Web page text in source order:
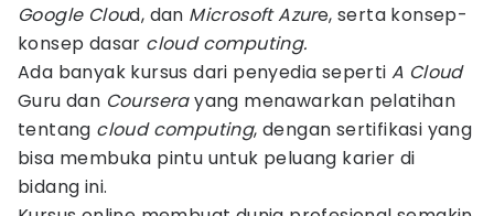
Google Cloud, dan Microsoft Azure, serta konsep-
konsep dasar cloud computing.
Ada banyak kursus dari penyedia seperti A Cloud
Guru dan Courserayang menawarkan pelatihan
tentang cloud computing, dengan sertifikasi yang
bisa membuka pintu untuk peluang karier di
bidang ini.